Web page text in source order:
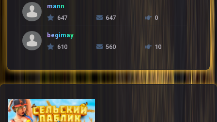
mann
647
647 0
begimay
610
560 10